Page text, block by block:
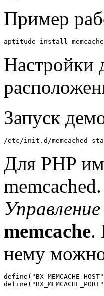
Пример
aptitude install
Настройки
Запуск
/etc/init.d/memcached
Для PHP
memcache.
нему